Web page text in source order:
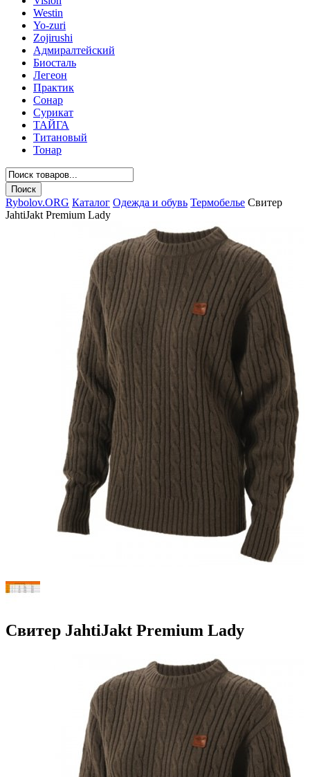
Westin
Yo-zuri
Zojirushi
Адмиралтейский
Биосталь
Легеон
Практик
Сонар
Сурикат
ТАЙГА
Титановый
Тонар
Rybolov.ORG Каталог Одежда и обувь Термобелье Свитер
JahtiJakt Premium Lady
Свитер JahtiJakt Premium Lady